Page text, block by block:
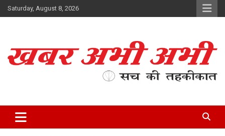
Skip
to
Saturday, August 8, 2026